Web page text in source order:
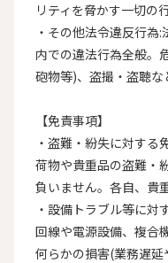
リティを脅かす一切の行
・その他法令違反行為
内での違法行為全般。
砲物等)、盗撮・盗聴な
【免責事項】
・盗難・紛失に対する
荷物や貴重品の盗難・
負いません。各自、貴
・設備トラブル等に対
回線や電源設備、複合
何らかの損害(業務遅